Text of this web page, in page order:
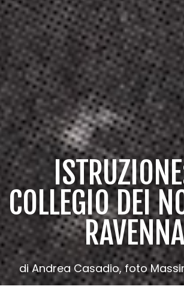
COLLEGIO DEI
RAVENNA
di Andrea Casadio, foto